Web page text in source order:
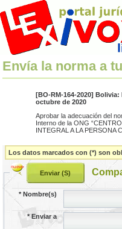
Envía la norma a
[BO-RM-164-2020]
octubre de 2020
Aprobar la adecuación del
Interno de la ONG
INTEGRAL A LA PERSONA
Los datos marcados con (*) son
*Nombre(s)
*Enviar a